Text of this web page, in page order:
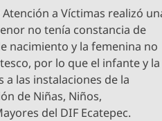
a Víctimas realizó
no tenía constancia de
nacimiento y la femenina no
por lo que el infante y la
las instalaciones de la
de Niñas, Niños,
del DIF Ecatepec.